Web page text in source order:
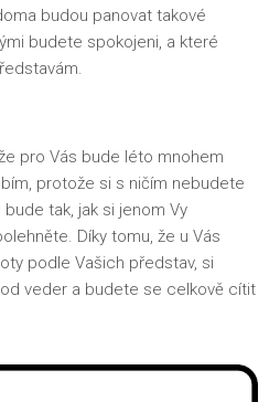
budou panovat takové
budete spokojeni, a které
pro Vás bude léto mnohem
protože si s ničím nebudete
tak, jak si jenom Vy
Díky tomu, že u Vás
podle Vašich představ, si
veder a budete se celkově cítit